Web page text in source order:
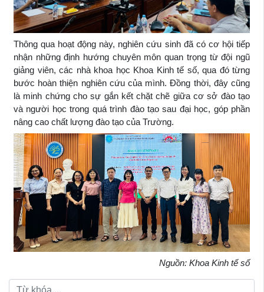
Thông qua hoạt động này, nghiên cứu sinh đã có cơ hội tiếp
nhận những định hướng chuyên môn quan trọng từ đội ngũ
giảng viên, các nhà khoa học Khoa Kinh tế số, qua đó từng
bước hoàn thiện nghiên cứu của mình. Đồng thời, đây cũng
là minh chứng cho sự gắn kết chặt chẽ giữa cơ sở đào tạo
và người học trong quá trình đào tạo sau đại học, góp phần
nâng cao chất lượng đào tạo của Trường.
Nguồn: Khoa Kinh tế số